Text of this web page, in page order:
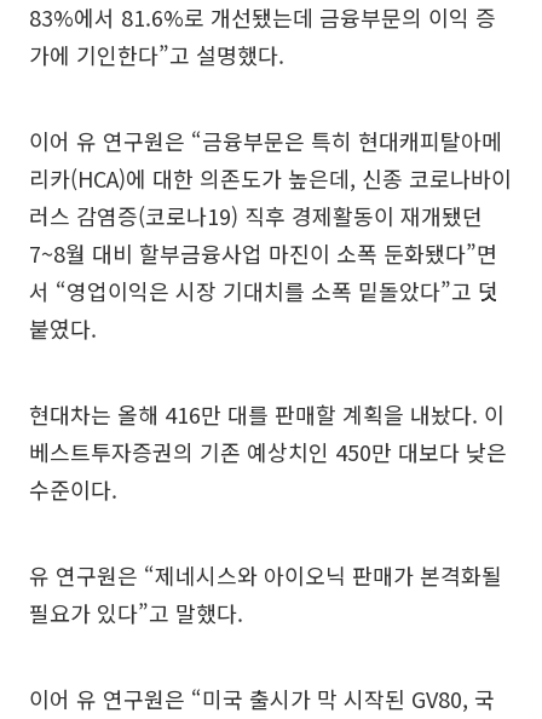
83%에서 81.6%로 개선됐는데 금융부문의 이익 증
가에 기인한다”고 설명했다.
이어 유 연구원은 “금융부문은 특히 현대캐피탈아메
리카(HCA)에 대한 의존도가 높은데, 신종 코로나바이
러스 감염증(코로나19) 직후 경제활동이 재개됐던
7~8월 대비 할부금융사업 마진이 소폭 둔화됐다”면
서 “영업이익은 시장 기대치를 소폭 밑돌았다”고 덧
붙였다.
현대차는 올해 416만 대를 판매할 계획을 내놨다. 이
베스트투자증권의 기존 예상치인 450만 대보다 낮은
수준이다.
유 연구원은 “제네시스와 아이오닉 판매가 본격화될
필요가 있다”고 말했다.
이어 유 연구원은 “미국 출시가 막 시작된 GV80, 국